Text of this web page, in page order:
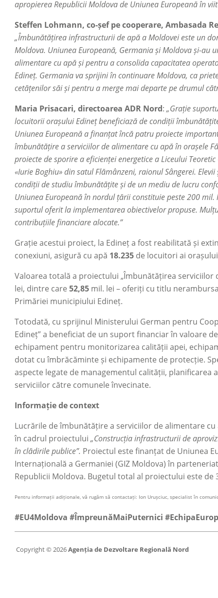
apropierea Republicii Moldova de Uniunea Europeană în
Steffen Lohmann, co-șef pe cooperare, Ambasada
„Îmbunătățirea infrastructurii de apă a Moldovei este un
Moldova. Uniunea Europeană, Germania și Moldova și-au
alimentare cu apă și pentru a consolida capacitatea
Edineț. Germania va sprijini în continuare Moldova, ca
cetățenilor săi și pentru a merge mai departe pe drumul
Maria Prisacari, directoarea ADR Nord: „Grație
locuitorii orașului Edineț beneficiază de condiții
Uniunea Europeană a finanțat încă patru proiecte
îmbunătățire a serviciilor de alimentare cu apă în orașele
proiecte de sporire a eficienței energetice a Liceului
«Iurie Boghiu» din satul Flămânzeni, raionul Sângerei.
condiții de studiu îmbunătățite și de un mediu de lucru
Uniunea Europeană în nordul țării constituie peste 200
suportul oferit la implementarea obiectivelor propuse.
contribuțiile financiare alocate.”
Grație acestui proiect, la Edineț a fost reabilitată și
conexiuni, asigură cu apă 18.235 de locuitori ai
Valoarea totală a proiectului „Îmbunătățirea
lei, dintre care 52,85 mil. lei – oferiți cu titlu
Primăriei municipiului Edineț.
Totodată, cu sprijinul Ministerului German pentru
Edineț” a beneficiat de un suport financiar în valoare
echipament pentru monitorizarea calității apei,
dotat cu îmbrăcăminte și echipamente de protecție.
aspecte legate de managementul calității,
serviciilor către comunele învecinate.
Informație de context
Lucrările de îmbunătățire a serviciilor de alimentare
în cadrul proiectului „Construcția infrastructurii de
în clădirile publice”. Proiectul este finanțat de Uniunea
Internațională a Germaniei (GIZ Moldova) în
Republicii Moldova. Bugetul total al proiectului este de
Pentru informații adiționale, vă rugăm să contactați: Ion Urușciuc, specialist în
#EU4Moldova #ÎmpreunăMaiPuternici
Copyright © 2026Agenția de Dezvoltare Regională Nord